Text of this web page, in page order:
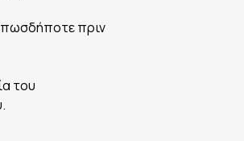
πριν
του